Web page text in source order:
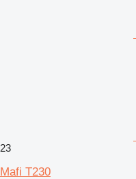
23
Mafi T230